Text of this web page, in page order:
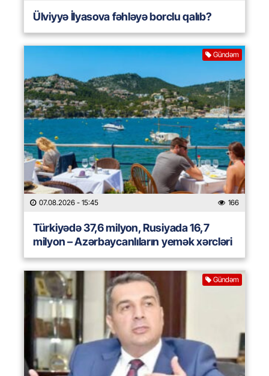
Ülviyyə İlyasova fəhləyə borclu qalıb?
Gündəm
07.08.2026 - 15:45 166
Türkiyədə 37,6 milyon, Rusiyada 16,7
milyon – Azərbaycanlıların yemək xərcləri
Gündəm